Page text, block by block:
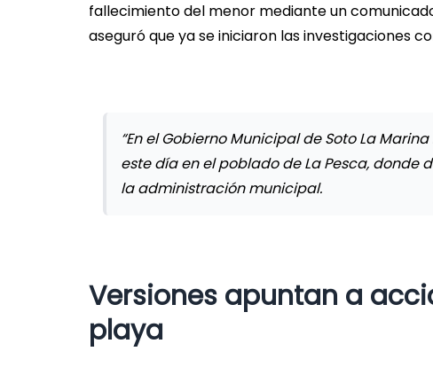
fallecimiento del menor mediante un
aseguró que ya se iniciaron las investigaciones
“En el Gobierno Municipal de Soto La
este día en el poblado de La Pesca, donde
la administración municipal.
Versiones apuntan a
playa